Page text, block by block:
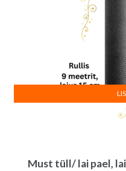
Must tüll/ lai pael,